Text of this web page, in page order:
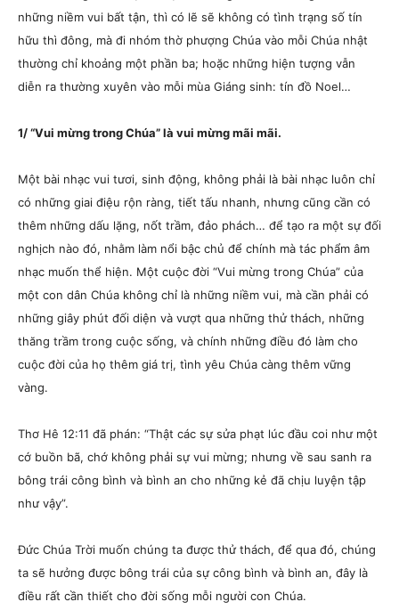
những niềm vui bất tận, thì có lẽ sẽ không có tình trạng số tín
hữu thì đông, mà đi nhóm thờ phượng Chúa vào mỗi Chúa nhật
thường chỉ khoảng một phần ba; hoặc những hiện tượng vẫn
diễn ra thường xuyên vào mỗi mùa Giáng sinh: tín đồ Noel…
1/ “Vui mừng trong Chúa” là vui mừng mãi mãi.
Một bài nhạc vui tươi, sinh động, không phải là bài nhạc luôn chỉ
có những giai điệu rộn ràng, tiết tấu nhanh, nhưng cũng cần có
thêm những dấu lặng, nốt trầm, đảo phách… để tạo ra một sự đối
nghịch nào đó, nhằm làm nổi bậc chủ để chính mà tác phẩm âm
nhạc muốn thể hiện. Một cuộc đời “Vui mừng trong Chúa” của
một con dân Chúa không chỉ là những niềm vui, mà cần phải có
những giây phút đối diện và vượt qua những thử thách, những
thăng trầm trong cuộc sống, và chính những điều đó làm cho
cuộc đời của họ thêm giá trị, tình yêu Chúa càng thêm vững
vàng.
Thơ Hê 12:11 đã phán: “Thật các sự sửa phạt lúc đầu coi như một
cớ buồn bã, chớ không phải sự vui mừng; nhưng về sau sanh ra
bông trái công bình và bình an cho những kẻ đã chịu luyện tập
như vậy”.
Đức Chúa Trời muốn chúng ta được thử thách, để qua đó, chúng
ta sẽ hưởng được bông trái của sự công bình và bình an, đây là
điều rất cần thiết cho đời sống mỗi người con Chúa.